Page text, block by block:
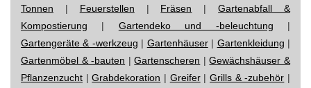
Tonnen | Feuerstellen | Fräsen |Gartenabfall &
Kompostierung | Gartendeko und -beleuchtung |
Gartengeräte & -werkzeug | Gartenhäuser| Gartenkleidung |
Gartenmöbel & -bauten |Gartenscheren |Gewächshäuser &
Pflanzenzucht |Grabdekoration | Greifer|Grills & -zubehör |